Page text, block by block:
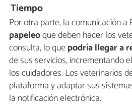
Tiempo
Por otra parte, la comunicación a
papeleoque deben hacer los
consulta, lo quepodría llegar a
de sus servicios, incrementando
los cuidadores. Los veterinarios
plataforma y adaptar sus
la notificación electrónica.